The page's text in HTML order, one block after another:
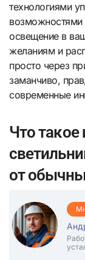
технологиями
возможностями
освещение в
желаниям и
просто через
заманчиво,
современные
Что
от